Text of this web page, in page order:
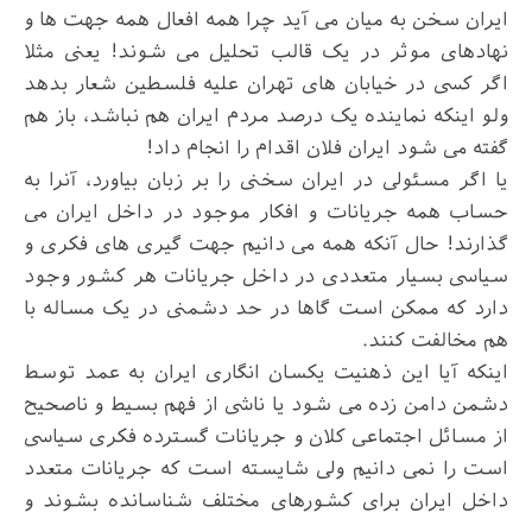
ایران سخن به میان می آید چرا همه افعال همه جهت ها و
نهادهای موثر در یک قالب تحلیل می شوند! یعنی مثلا
اگر کسی در خیابان های تهران علیه فلسطین شعار بدهد
ولو اینکه نماینده یک درصد مردم ایران هم نباشد، باز هم
گفته می شود ایران فلان اقدام را انجام داد!
یا اگر مسئولی در ایران سخنی را بر زبان بیاورد، آنرا به
حساب همه جریانات و افکار موجود در داخل ایران می
گذارند! حال آنکه همه می دانیم جهت گیری های فکری و
سیاسی بسیار متعددی در داخل جریانات هر کشور وجود
دارد که ممکن است گاها در حد دشمنی در یک مساله با
هم مخالفت کنند.
اینکه آیا این ذهنیت یکسان انگاری ایران به عمد توسط
دشمن دامن زده می شود یا ناشی از فهم بسیط و ناصحیح
از مسائل اجتماعی کلان و جریانات گسترده فکری سیاسی
است را نمی دانیم ولی شایسته است که جریانات متعدد
داخل ایران برای کشورهای مختلف شناسانده بشوند و